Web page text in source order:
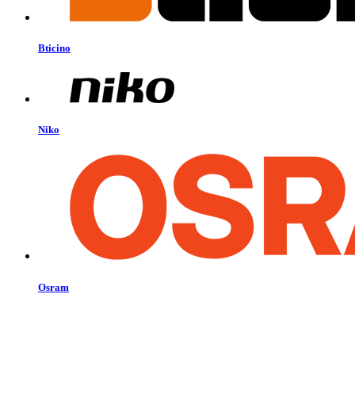
Bticino
Niko
Osram